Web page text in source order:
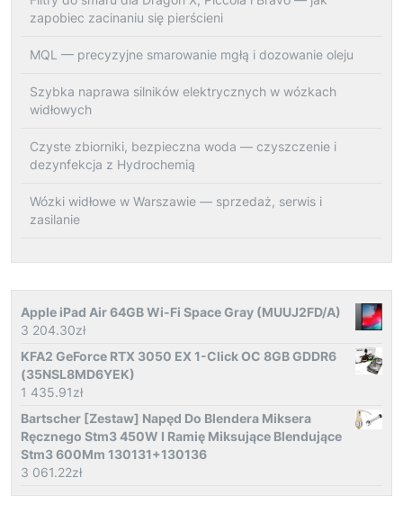
zapobiec zacinaniu się pierścieni
MQL — precyzyjne smarowanie mgłą i dozowanie oleju
Szybka naprawa silników elektrycznych w wózkach
widłowych
Czyste zbiorniki, bezpieczna woda — czyszczenie i
dezynfekcja z Hydrochemią
Wózki widłowe w Warszawie — sprzedaż, serwis i
zasilanie
Apple iPad Air 64GB Wi-Fi Space Gray (MUUJ2FD/A)
3 204.30zł
KFA2 GeForce RTX 3050 EX 1-Click OC 8GB GDDR6
(35NSL8MD6YEK)
1 435.91zł
Bartscher [Zestaw] Napęd Do Blendera Miksera
Ręcznego Stm3 450W I Ramię Miksujące Blendujące
Stm3 600Mm 130131+130136
3 061.22zł